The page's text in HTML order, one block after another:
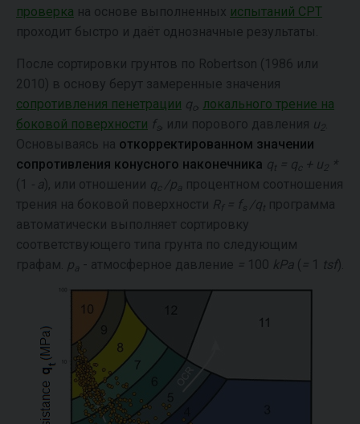
проверка на основе выполненных испытаний CPT
проходит быстро и даёт однозначные результаты.
После сортировки грунтов по Robertson (1986 или
2010) в основу берут замеренные значения
сопротивления пенетрации q , локального трение на
боковой поверхности fs, или порового давления u2
Основываясь на откорректированном значении
сопротивления конусного наконечника qt = q + u2
*
(1
- a), или отношении q /pa процентном соотношения
трения на боковой поверхности Rf = fs /qt программа
автоматически выполняет сортировку
соответствующего типа грунта по следующим
графам. pa - атмосферное давление 100 kPa ( 1 tsf).